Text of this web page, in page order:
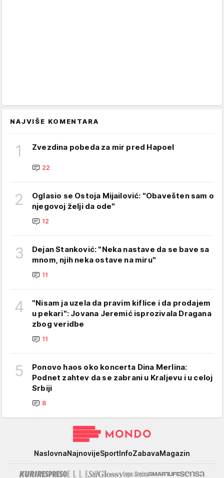
NAJVIŠE KOMENTARA
1 Zvezdina pobeda za mir pred Hapoel
22
2
Oglasio se Ostoja Mijailović: "Obavešten sam o
njegovoj želji da ode"
12
3
Dejan Stanković: "Neka nastave da se bave sa
mnom, njih neka ostave na miru"
11
4
"Nisam ja uzela da pravim kiflice i da prodajem
u pekari": Jovana Jeremić isprozivala Dragana
zbog veridbe
11
5
Ponovo haos oko koncerta Dina Merlina:
Podnet zahtev da se zabrani u Kraljevu i u celoj
Srbiji
8
NaslovnaNajnovijeSportInfoZabavaMagazin